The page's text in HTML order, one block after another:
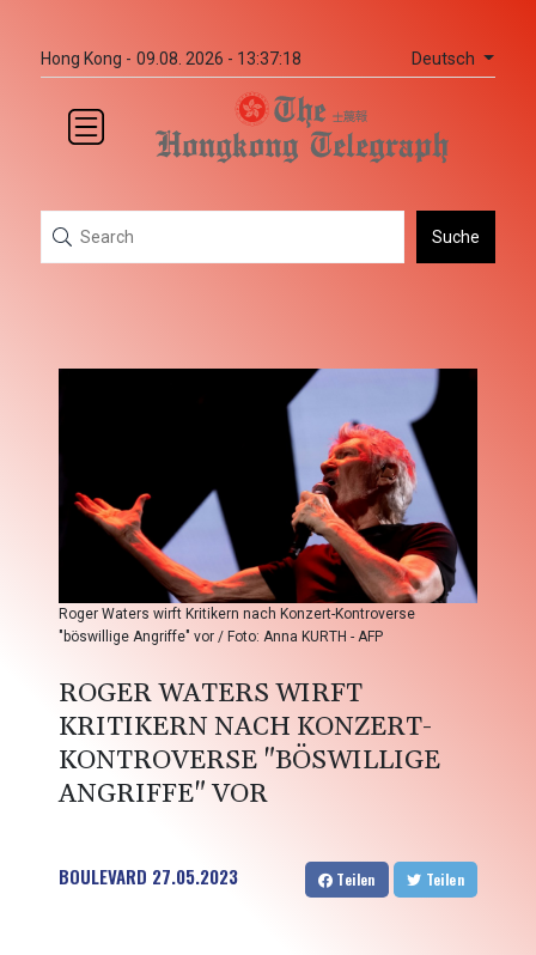
Hong Kong - 09.08. 2026 - 13:37:18 Deutsch
Suche
Roger Waters wirft Kritikern nach Konzert-Kontroverse
"böswillige Angriffe" vor / Foto: Anna KURTH - AFP
ROGER WATERS WIRFT
KRITIKERN NACH KONZERT-
KONTROVERSE "BÖSWILLIGE
ANGRIFFE" VOR
BOULEVARD 27.05.2023 Teilen Teilen